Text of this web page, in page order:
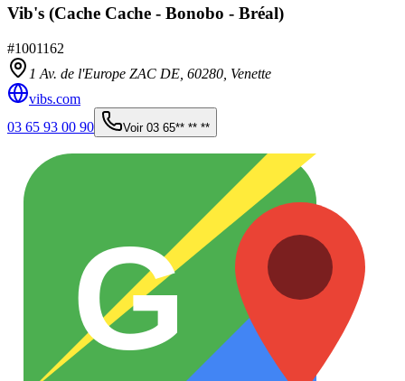
Vib's (Cache Cache - Bonobo - Bréal)
#1001162
1 Av. de l'Europe ZAC DE, 60280 Venette
vibs.com
03 65 93 00 90
Voir 03 65** ** **
G